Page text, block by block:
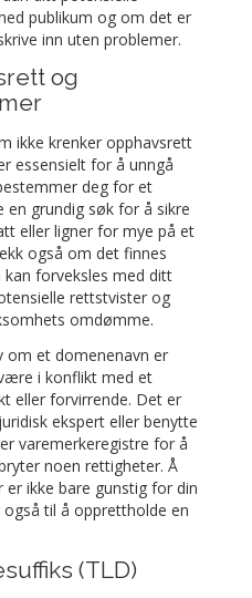
publikum og om det er
inn uten problemer.
og
ikke krenker opphavsrett
essensielt for å unngå
deg for et
grundig søk for å sikre
eller ligner for mye på et
også om det finnes
forveksles med ditt
rettstvister og
omdømme.
om et domenenavn er
i konflikt med et
eller forvirrende. Det er
ekspert eller benytte
varemerkeregistre for å
noen rettigheter. Å
ikke bare gunstig for din
til å opprettholde en
(TLD)